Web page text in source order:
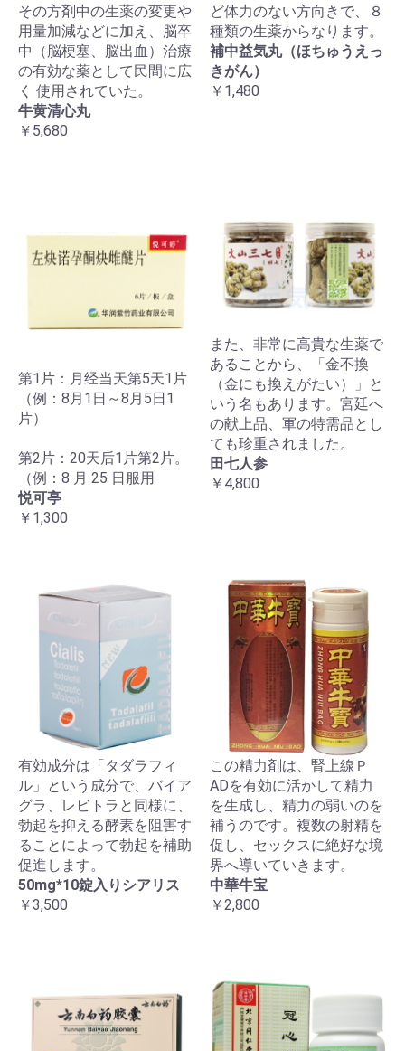
その方剤中の生薬の変更や
用量加減などに加え、脳卒
中（脳梗塞、脳出血）治療
の有効な薬として民間に広
く 使用されていた。
牛黄清心丸
￥5,680
ど体力のない方向きで、８
種類の生薬からなります。
補中益気丸（ほちゅうえっ
きがん）
￥1,480
第1片：月经当天第5天1片
（例：8月1日～8月5日1
片）
第2片：20天后1片第2片。
（例：8 月 25 日服用
悦可亭
￥1,300
また、非常に高貴な生薬で
あることから、「金不換
（金にも換えがたい）」と
いう名もあります。宮廷へ
の献上品、軍の特需品とし
ても珍重されました。
田七人参
￥4,800
有効成分は「タダラフィ
ル」という成分で、バイア
グラ、レビトラと同様に、
勃起を抑える酵素を阻害す
ることによって勃起を補助
促進します。
50mg*10錠入りシアリス
￥3,500
この精力剤は、腎上線Ｐ
ADを有効に活かして精力
を生成し、精力の弱いのを
補うのです。複数の射精を
促し、セックスに絶好な境
界へ導いていきます。
中華牛宝
￥2,800